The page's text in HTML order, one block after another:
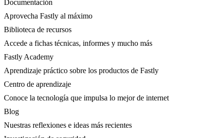
Documentación
Aprovecha Fastly al máximo
Biblioteca de recursos
Accede a fichas técnicas, informes y mucho más
Fastly Academy
Aprendizaje práctico sobre los productos de Fastly
Centro de aprendizaje
Conoce la tecnología que impulsa lo mejor de internet
Blog
Nuestras reflexiones e ideas más recientes